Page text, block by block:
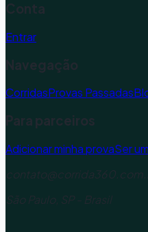
Conta
Entrar
Navegação
CorridasProvas Passadas
Para parceiros
Adicionar minha provaSer
São Paulo, SP - Brasil